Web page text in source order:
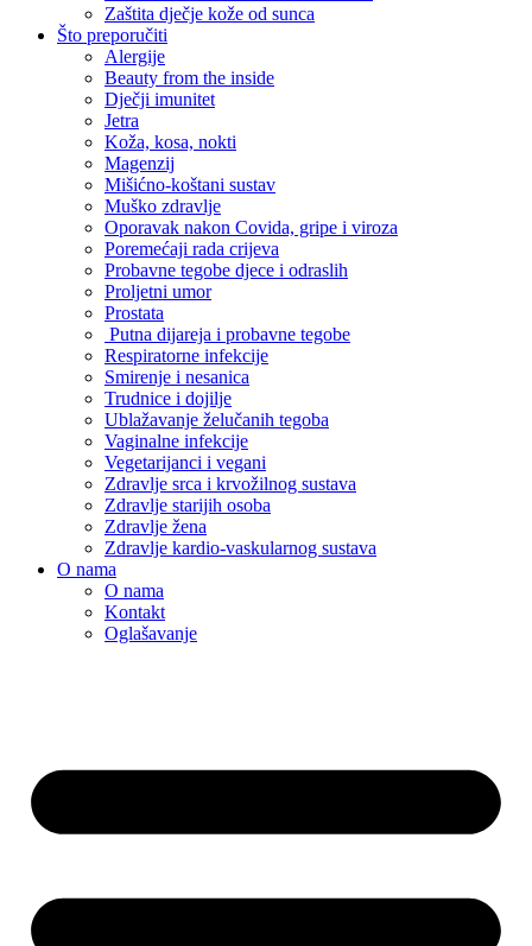
Zaštita dječje kože od sunca
Što preporučiti
Alergije
Beauty from the inside
Dječji imunitet
Jetra
Koža, kosa, nokti
Magenzij
Mišićno-koštani sustav
Muško zdravlje
Oporavak nakon Covida, gripe i viroza
Poremećaji rada crijeva
Probavne tegobe djece i odraslih
Proljetni umor
Prostata
Putna dijareja i probavne tegobe
Respiratorne infekcije
Smirenje i nesanica
Trudnice i dojilje
Ublažavanje želučanih tegoba
Vaginalne infekcije
Vegetarijanci i vegani
Zdravlje srca i krvožilnog sustava
Zdravlje starijih osoba
Zdravlje žena
Zdravlje kardio-vaskularnog sustava
O nama
O nama
Kontakt
Oglašavanje